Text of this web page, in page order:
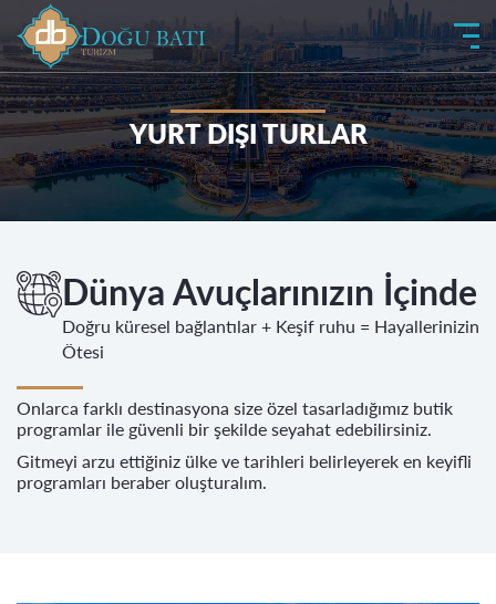
YURT DIŞI TURLAR
Dünya Avuçlarınızın İçinde
Doğru küresel bağlantılar + Keşif ruhu = Hayallerinizin
Ötesi
Onlarca farklı destinasyona size özel tasarladığımız butik
programlar ile güvenli bir şekilde seyahat edebilirsiniz.
Gitmeyi arzu ettiğiniz ülke ve tarihleri belirleyerek en keyifli
programları beraber oluşturalım.